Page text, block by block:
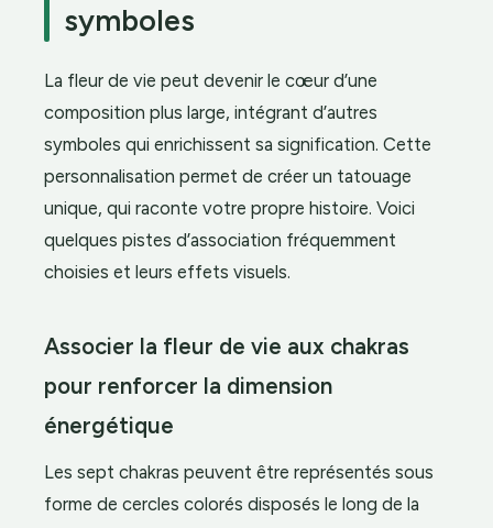
symboles
La fleur de vie peut devenir le cœur d’une
composition plus large, intégrant d’autres
symboles qui enrichissent sa signification. Cette
personnalisation permet de créer un tatouage
unique, qui raconte votre propre histoire. Voici
quelques pistes d’association fréquemment
choisies et leurs effets visuels.
Associer la fleur de vie aux chakras
pour renforcer la dimension
énergétique
Les sept chakras peuvent être représentés sous
forme de cercles colorés disposés le long de la